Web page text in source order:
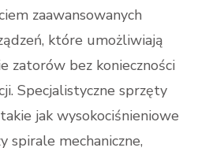
zaawansowanych
które umożliwiają
zatorów bez konieczności
Specjalistyczne sprzęty
jak wysokociśnieniowe
spirale mechaniczne,